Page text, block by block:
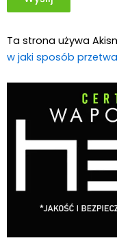
Ta strona używa
w jaki sposób